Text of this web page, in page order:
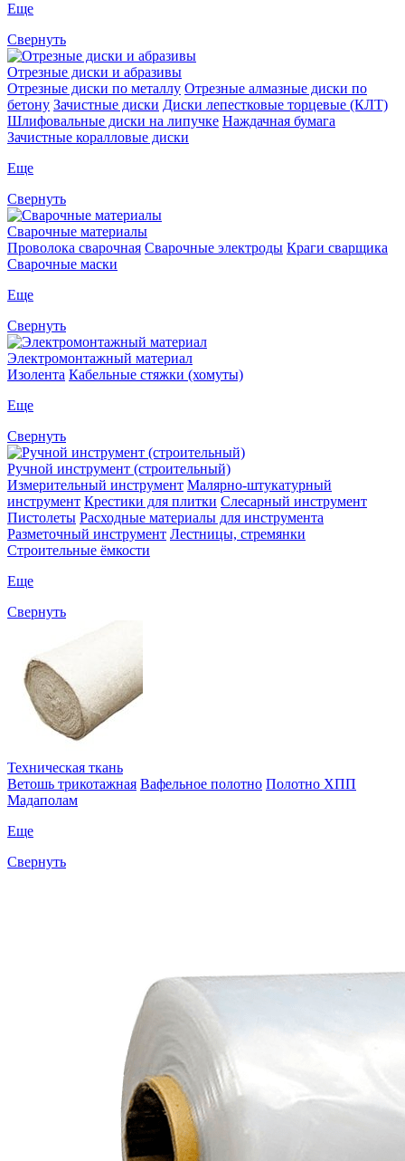
Еще
Свернуть
Отрезные диски и абразивы
Отрезные диски по металлу Отрезные алмазные диски по
бетону Зачистные диски Диски лепестковые торцевые (КЛТ)
Шлифовальные диски на липучке Наждачная бумага
Зачистные коралловые диски
Еще
Свернуть
Сварочные материалы
Проволока сварочная Сварочные электроды Краги сварщика
Сварочные маски
Еще
Свернуть
Электромонтажный материал
Изолента Кабельные стяжки (хомуты)
Еще
Свернуть
Ручной инструмент (строительный)
Измерительный инструмент Малярно-штукатурный
инструмент Крестики для плитки Слесарный инструмент
Пистолеты Расходные материалы для инструмента
Разметочный инструмент Лестницы, стремянки
Строительные ёмкости
Еще
Свернуть
Техническая ткань
Ветошь трикотажная Вафельное полотно Полотно ХПП
Мадаполам
Еще
Свернуть